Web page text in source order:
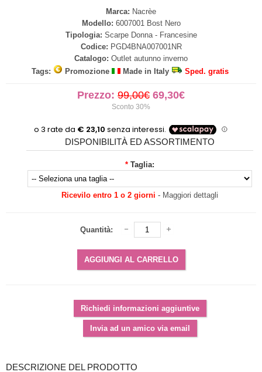
Marca: Nacrèe
Modello: 6007001 Bost Nero
Tipologia: Scarpe Donna - Francesine
Codice: PGD4BNA007001NR
Catalogo: Outlet autunno inverno
Tags:
Promozione Made in Italy Sped. gratis
Prezzo: 99,00€ 69,30€
Sconto 30%
DISPONIBILITÀ ED ASSORTIMENTO
* Taglia:
Ricevilo entro 1 o 2 giorni - Maggiori dettagli
Quantità:
DESCRIZIONE DEL PRODOTTO